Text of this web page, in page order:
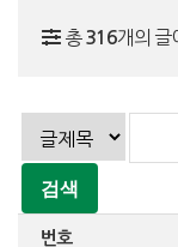
총 316개의 글
번호